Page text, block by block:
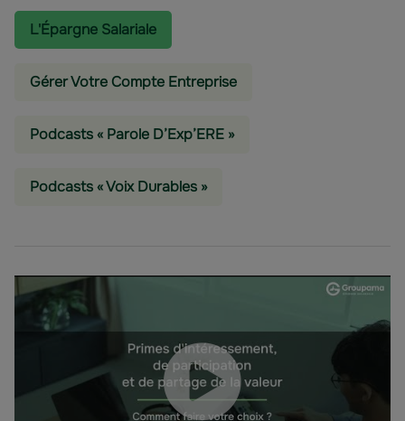
L'épargne Salariale
Gérer Votre Compte Entreprise
Podcasts « Parole D’Exp’ERE »
Podcasts « Voix Durables »